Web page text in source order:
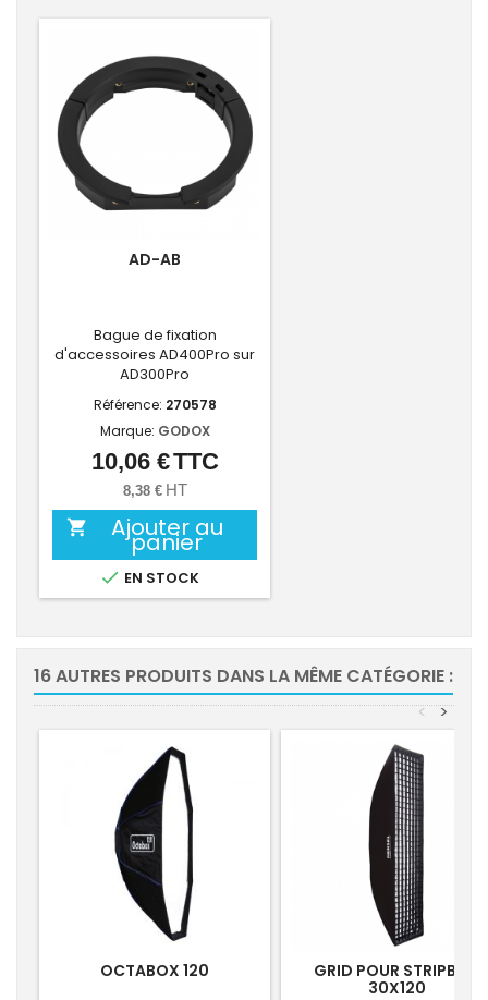
AD-AB
Bague de fixation
d'accessoires AD400Pro sur
AD300Pro
Référence: 270578
Marque: GODOX
Prix
10,06 €TTC
8,38 € HT
 Ajouter au
panier
 EN STOCK
16 AUTRES PRODUITS DANS LA MÊME CATÉGORIE :
>
<
OCTABOX 120
GRID POUR STRIPBOX
30X120